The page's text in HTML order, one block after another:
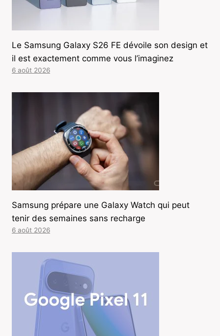
Le Samsung Galaxy S26 FE dévoile son design et
il est exactement comme vous l’imaginez
6 août 2026
Samsung prépare une Galaxy Watch qui peut
tenir des semaines sans recharge
6 août 2026